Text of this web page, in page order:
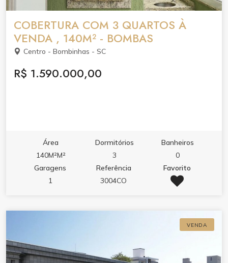
COBERTURA COM 3 QUARTOS À
VENDA , 140M² - BOMBAS
Centro - Bombinhas - SC
R$ 1.590.000,00
Área
140M²M²
Dormitórios
3
Banheiros
0
Garagens
1
Referência
3004CO
Favorito
VENDA